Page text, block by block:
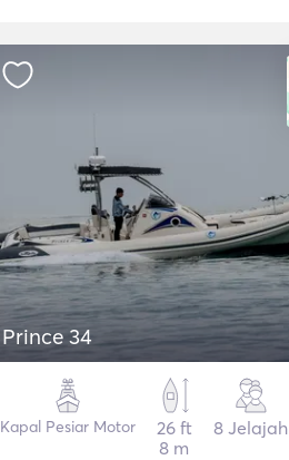
Prince 34
Kapal Pesiar Motor
26 ft
8 m
8 Jelajah